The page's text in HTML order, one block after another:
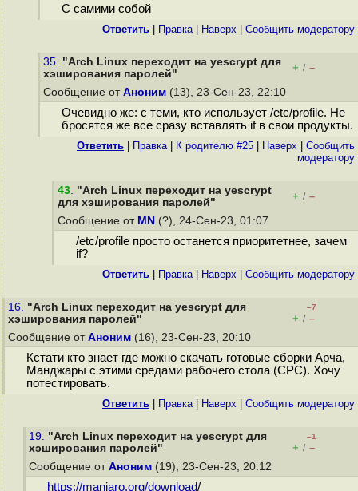
С самими собой
Ответить Правка| Наверх Cообщить модератору
35. "Arch Linux переходит на yescrypt для
хэширования паролей"
+ / –
Сообщение от Аноним (13), 23-Сен-23, 22:10
Очевидно же: с теми, кто использует /etc/profile. Не
бросятся же все сразу вставлять if в свои продукты.
Ответить Правка| К родителю #25 Наверх
Cообщить
модератору
43. "Arch Linux переходит на yescrypt
для хэширования паролей"
+ / –
Сообщение от MN (?), 24-Сен-23, 01:07
/etc/profile просто останется приоритетнее, зачем
if?
Ответить Правка| Наверх Cообщить модератору
16. "Arch Linux переходит на yescrypt для
хэширования паролей"
–7
+ / –
Сообщение от Аноним (16), 23-Сен-23, 20:10
Кстати кто знает где можно скачать готовые сборки Арча,
Манджары с этими средами рабочего стола (СРС). Хочу
потестировать.
Ответить Правка| Наверх Cообщить модератору
19. "Arch Linux переходит на yescrypt для
хэширования паролей"
–1
+ / –
Сообщение от Аноним (19), 23-Сен-23, 20:12
https://manjaro.org/download/